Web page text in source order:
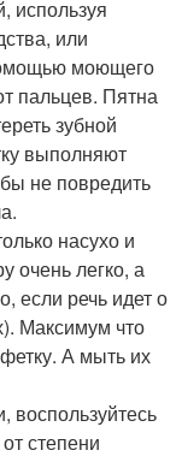
используя
или
моющего
пальцев. Пятна
зубной
выполняют
не повредить
насухо и
очень легко, а
если речь идет о
Максимум что
А мыть их
воспользуйтесь
степени